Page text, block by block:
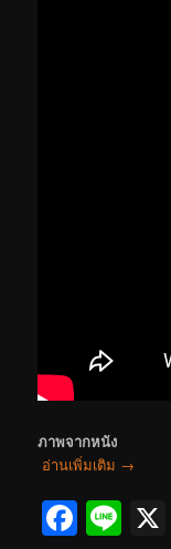
ภาพจากหนัง
อ่านเพิ่มเติม →